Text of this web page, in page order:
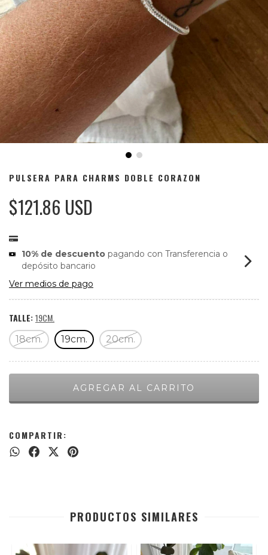
PULSERA PARA CHARMS DOBLE CORAZON
$121.86 USD
10% de descuento pagando con Transferencia o
depósito bancario
Ver medios de pago
TALLE:19CM.
18cm. 19cm. 20cm.
COMPARTIR:
PRODUCTOS SIMILARES